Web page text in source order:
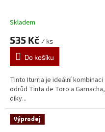
Skladem
535 Kč / ks
Do košíku
Tinto Iturria je ideální kombinaci
odrůd Tinta de Toro a Garnacha,
díky...
Výprodej